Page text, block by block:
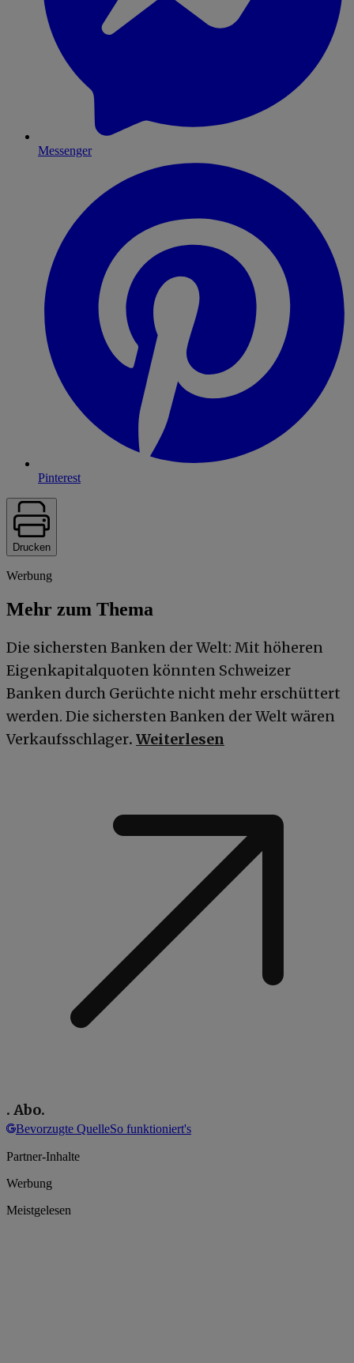
Messenger
Pinterest
Drucken
Werbung
Mehr zum Thema
Die sichersten Banken der Welt: Mit höheren
Eigenkapitalquoten könnten Schweizer
Banken durch Gerüchte nicht mehr erschüttert
werden. Die sichersten Banken der Welt wären
Verkaufsschlager. Weiterlesen
. Abo.
Bevorzugte QuelleSo funktioniert's
Partner-Inhalte
Werbung
Meistgelesen